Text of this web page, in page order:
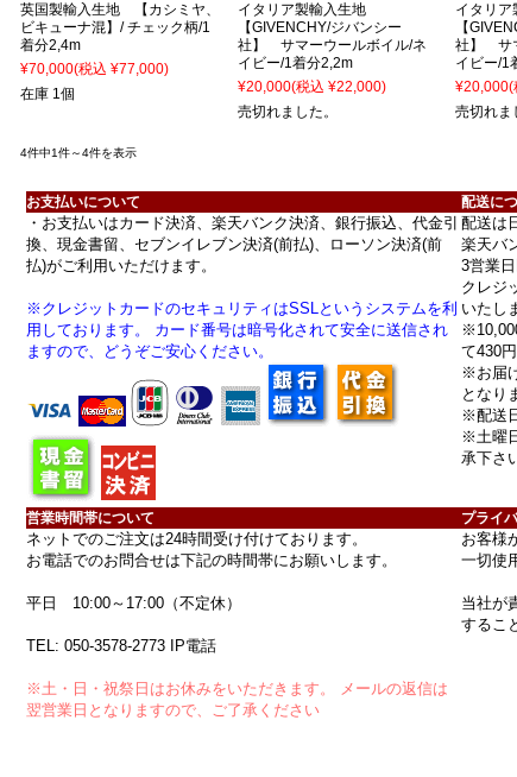
英国製輸入生地 【カシミヤ、
ビキューナ混】/ チェック柄/1
着分2,4m
¥70,000(税込 ¥77,000)
在庫 1個
イタリア製輸入生地
【GIVENCHY/ジバンシー
社】 サマーウールボイル/ネ
イビー/1着分2,2m
¥20,000(税込 ¥22,000)
売切れました。
イタリ
【
社】 サ
イビー/1
¥20,000(
売切れま
4件中1件～4件を表示
お支払いについて 配送に
・お支払いはカード決済、楽天バンク決済、銀行振込、代金引
換、現金書留、セブンイレブン決済(前払)、ローソン決済(前
払)がご利用いただけます。
※クレジットカードのセキュリティはSSLというシステムを利
用しております。 カード番号は暗号化されて安全に送信され
ますので、どうぞご安心ください。
配送は
楽天バ
3営業
クレジ
いたし
て430
※お届
となり
※配送
※土曜
承下さ
営業時間帯について プライ
ネットでのご注文は24時間受け付けております。
お電話でのお問合せは下記の時間帯にお願いします。
平日 10:00～17:00（不定休）
TEL: 050-3578-2773 IP電話
※土・日・祝祭日はお休みをいただきます。 メールの返信は
翌営業日となりますので、ご了承ください
お客様
一切使
当社が
するこ